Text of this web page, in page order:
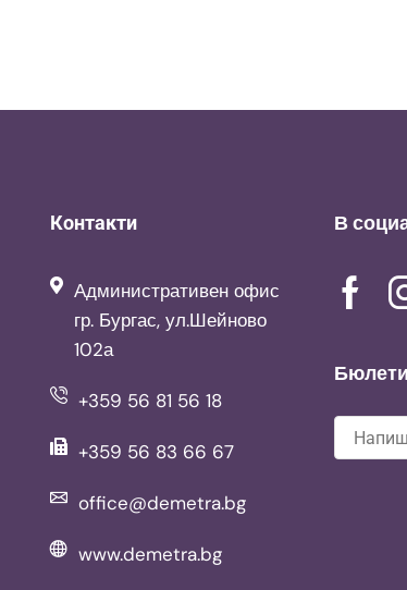
Контакти
Административен офис
гр. Бургас, ул.Шейново
102а
+359 56 81 56 18
+359 56 83 66 67
office@demetra.bg
www.demetra.bg
В